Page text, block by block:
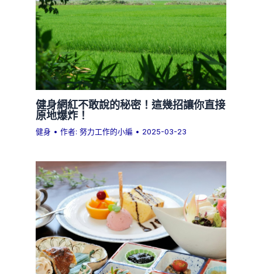
健身網紅不敢說的秘密！這幾招讓你直接
原地爆炸！
健身 • 作者:努力工作的小編 • 2025-03-23